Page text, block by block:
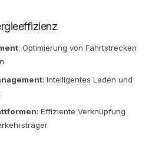
: Optimierung von Fahrtstrecken
: Intelligentes Laden und
: Effiziente Verknüpfung